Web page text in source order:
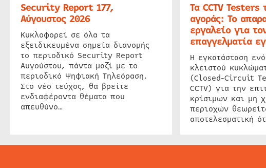
Security Report 177,
Αύγουστος 2026
Κυκλοφορεί σε όλα τα
εξειδικευμένα σημεία διανομής
το περιοδικό Security Report
Αυγούστου, πάντα μαζί με το
περιοδικό Ψηφιακή Τηλεόραση.
Στο νέο τεύχος, θα βρείτε
ενδιαφέροντα θέματα που
απευθύνο…
Τα CCTV Testers
αγοράς: Το
εργαλείο για
επαγγελματία
Η εγκατάσταση
κλειστού
(Closed-Circuit
CCTV) για την
κρίσιμων και μη
περιοχών
αποτελεσματική